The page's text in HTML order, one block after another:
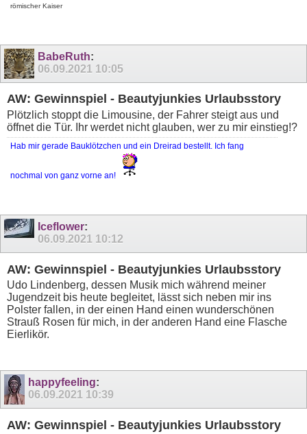
römischer Kaiser
BabeRuth:
06.09.2021 10:05
AW: Gewinnspiel - Beautyjunkies Urlaubsstory
Plötzlich stoppt die Limousine, der Fahrer steigt aus und
öffnet die Tür. Ihr werdet nicht glauben, wer zu mir einstieg!?
Hab mir gerade Bauklötzchen und ein Dreirad bestellt. Ich fang
nochmal von ganz vorne an!
Iceflower:
06.09.2021 10:12
AW: Gewinnspiel - Beautyjunkies Urlaubsstory
Udo Lindenberg, dessen Musik mich während meiner
Jugendzeit bis heute begleitet, lässt sich neben mir ins
Polster fallen, in der einen Hand einen wunderschönen
Strauß Rosen für mich, in der anderen Hand eine Flasche
Eierlikör.
happyfeeling:
06.09.2021 10:39
AW: Gewinnspiel - Beautyjunkies Urlaubsstory